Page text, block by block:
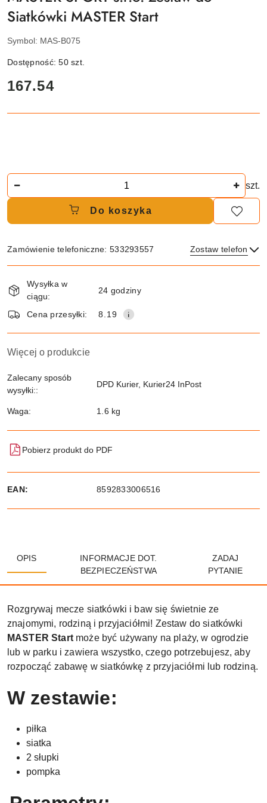
Siatkówki MASTER Start
Symbol: MAS-B075
Dostępność:50szt.
cena:
167.54
szt.
Do koszyka
Zamówienie telefoniczne: 533293557 Zostaw telefon
i
dostawa
Wysyłka w
ciągu:
24 godziny
Cena przesyłki: 8.19
Więcej o produkcie
Zalecany sposób
wysyłki::
DPD Kurier, Kurier24 InPost
Waga: 1.6 kg
Pobierz produkt do PDF
EAN: 8592833006516
OPIS
INFORMACJE DOT.
BEZPIECZEŃSTWA
ZADAJ
PYTANIE
Rozgrywaj mecze siatkówki i baw się świetnie ze
znajomymi, rodziną i przyjaciółmi! Zestaw do siatkówki
MASTER Startmoże być używany na plaży, w ogrodzie
lub w parku i zawiera wszystko, czego potrzebujesz, aby
rozpocząć zabawę w siatkówkę z przyjaciółmi lub rodziną.
W zestawie:
piłka
siatka
2 słupki
pompka